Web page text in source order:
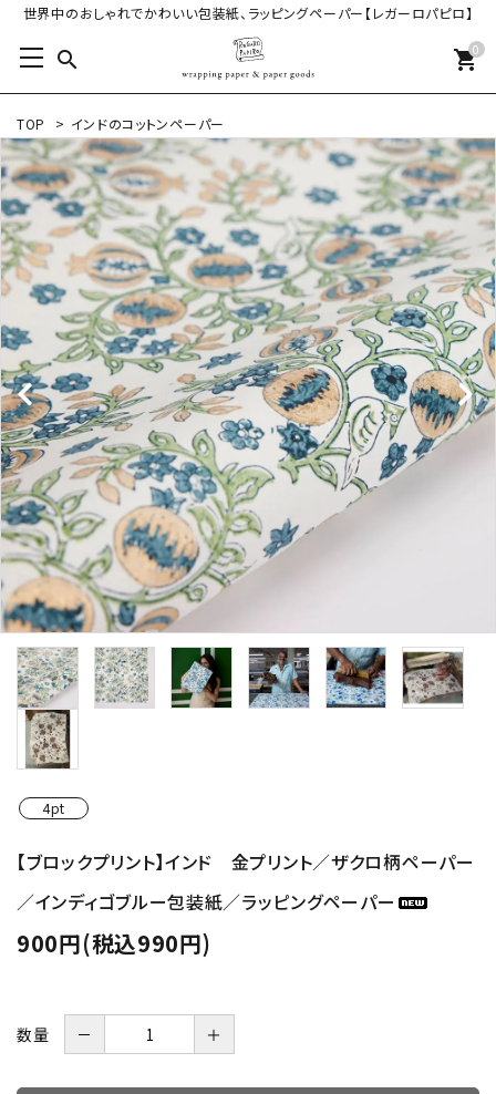
世界中のおしゃれでかわいい包装紙、ラッピングペーパー【レガーロパピロ】
search 0
shopping_cart
TOP > インドのコットンペーパー
4pt
【ブロックプリント】インド 金プリント／ザクロ柄ペーパー
／インディゴブルー包装紙／ラッピングペーパー
900円(税込990円)
数量 － ＋